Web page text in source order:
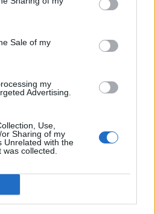
Sale of my
my
Advertising.
Use,
Sharing of my
Unrelated with the
collected.
με το νέο Renault